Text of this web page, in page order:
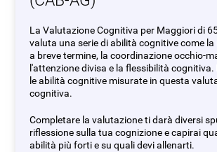
La Valutazione Cognitiva per Maggiori di
valuta una serie di abilità cognitive come
a breve termine, la coordinazione occhio-
l'attenzione divisa e la flessibilità
le abilità cognitive misurate in questa
cognitiva.
Completare la valutazione ti darà diversi
riflessione sulla tua cognizione e capirai
abilità più forti e su quali devi allenarti.